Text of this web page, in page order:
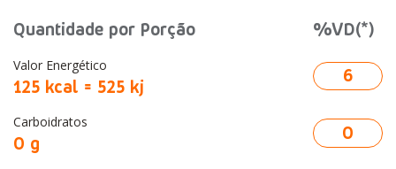
Quantidade por Porção %VD(*)
Valor Energético
125 kcal = 525 kj 6
Carboidratos
0 g 0